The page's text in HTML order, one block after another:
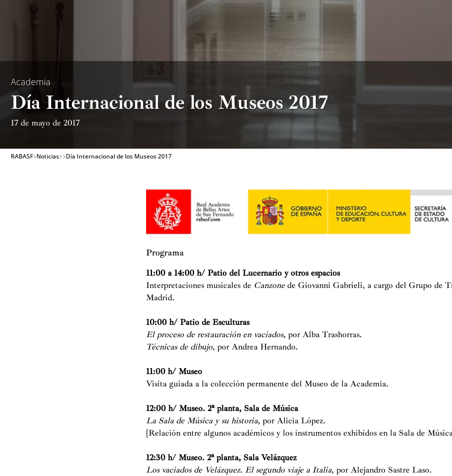
Academia
Día Internacional de los Museos 2017
17 de mayo de 2017
RABASF Noticias Día Internacional de los Museos 2017
Programa
11:00 a 14:00 h/ Patio del Lucernario y otros espacios
Interpretaciones musicales de Canzonede Giovanni Gabrieli, a cargo del Grupo de
Madrid.
10:00 h/ Patio de Esculturas
El proceso de restauración en vaciados, por Alba Trashorras.
Técnicas de dibujo, por Andrea Hernando.
11:00 h/ Museo
Visita guiada a la colección permanente del Museo de la Academia.
12:00 h/ Museo. 2ª planta, Sala de Música
La Sala de Música y su historia, por Alicia López.
[Relación entre algunos académicos y los instrumentos exhibidos en la Sala de
12:30 h/ Museo. 2ª planta, Sala Velázquez
Los vaciados de Velázquez. El segundo viaje a Italia, por Alejandro Sastre Laso.